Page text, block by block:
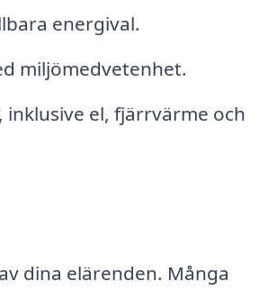
energival.
miljömedvetenhet.
el, fjärrvärme och
dina elärenden. Många